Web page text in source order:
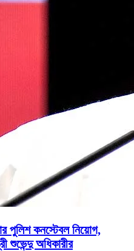
পুলিশ কনস্টেবল নিয়োগ,
শুভেন্দু অধিকারীর